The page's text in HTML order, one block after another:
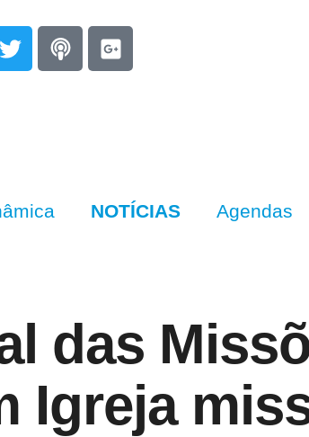
NOTÍCIAS Agendas
das
Igreja